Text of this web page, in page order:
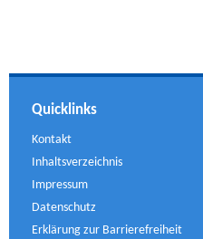
Quicklinks
Kontakt
Inhaltsverzeichnis
Impressum
Datenschutz
Erklärung zur Barrierefreiheit